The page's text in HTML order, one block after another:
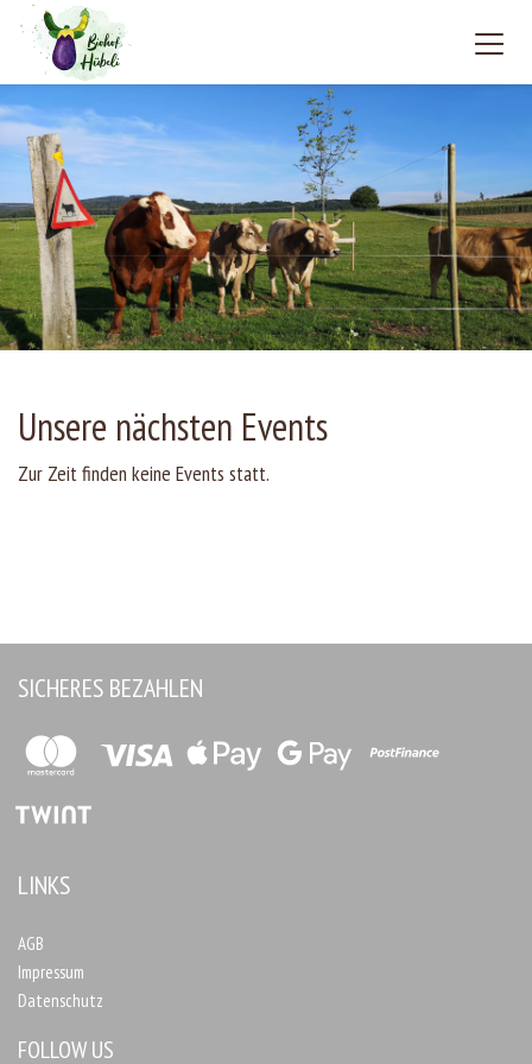
Unsere nächsten Events
Zur Zeit finden keine Events statt.
SICHERES BEZAHLEN
LINKS
AGB
Impressum
Datenschutz
FOLLOW US